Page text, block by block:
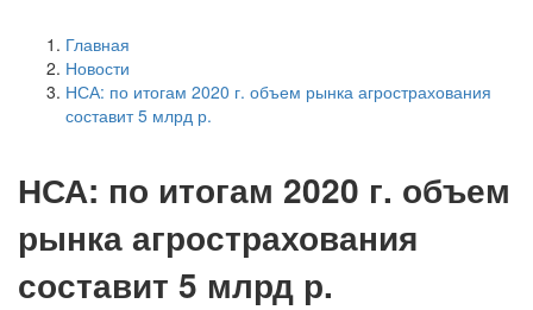
Главная
Новости
НСА: по итогам 2020 г. объем рынка агрострахования
составит 5 млрд р.
НСА: по итогам 2020 г. объем
рынка агрострахования
составит 5 млрд р.